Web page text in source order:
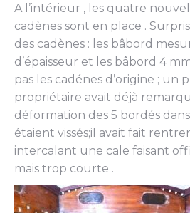
A l’intérieur , les quatre
cadènes sont en place .
des cadènes : les bâbord
d’épaisseur et les bâbord 4
pas les cadénes d’origine ; un
propriétaire avait déjà
déformation des 5 bordés
étaient vissés;il avait fait
intercalant une cale faisant
mais trop courte .